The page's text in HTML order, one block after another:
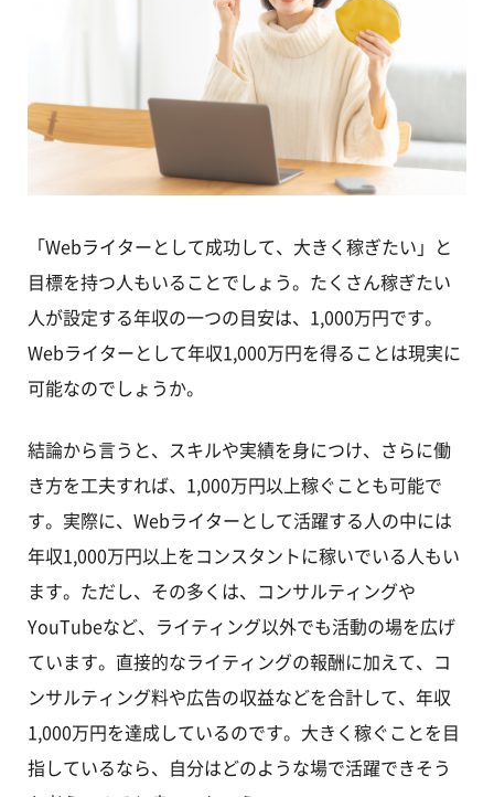
「Webライターとして成功して、大きく稼ぎたい」と
目標を持つ人もいることでしょう。たくさん稼ぎたい
人が設定する年収の一つの目安は、1,000万円です。
Webライターとして年収1,000万円を得ることは現実に
可能なのでしょうか。
結論から言うと、スキルや実績を身につけ、さらに働
き方を工夫すれば、1,000万円以上稼ぐことも可能で
す。実際に、Webライターとして活躍する人の中には
年収1,000万円以上をコンスタントに稼いでいる人もい
ます。ただし、その多くは、コンサルティングや
YouTubeなど、ライティング以外でも活動の場を広げ
ています。直接的なライティングの報酬に加えて、コ
ンサルティング料や広告の収益などを合計して、年収
1,000万円を達成しているのです。大きく稼ぐことを目
指しているなら、自分はどのような場で活躍できそう